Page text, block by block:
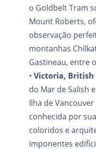
o Goldbelt Tram
Mount Roberts,
observação
montanhas
Gastineau, entre
• Victoria, British
do Mar de Salish
Ilha de
conhecida por
coloridos e
imponentes